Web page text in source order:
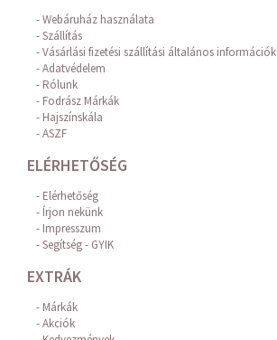
Webáruház használata
Szállítás
Vásárlási fizetési szállítási általános információk
Adatvédelem
Rólunk
Fodrász Márkák
Hajszínskála
ASZF
ELÉRHETŐSÉG
Elérhetőség
Írjon nekünk
Impresszum
Segítség - GYIK
EXTRÁK
Márkák
Akciók